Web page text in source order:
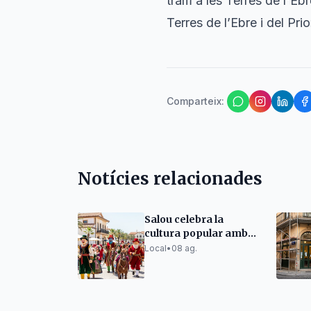
Terres de l’Ebre i del
Comparteix:
Notícies relacionades
Salou celebra la
cultura popular amb
l'Exhibició d'Elements
Local• 08 ag.